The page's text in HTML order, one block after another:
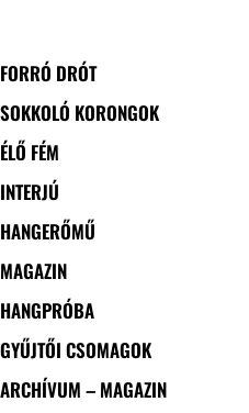
FORRÓ DRÓT
SOKKOLÓ KORONGOK
ÉLŐ FÉM
INTERJÚ
HANGERŐMŰ
MAGAZIN
HANGPRÓBA
GYŰJTŐI CSOMAGOK
ARCHÍVUM – MAGAZIN